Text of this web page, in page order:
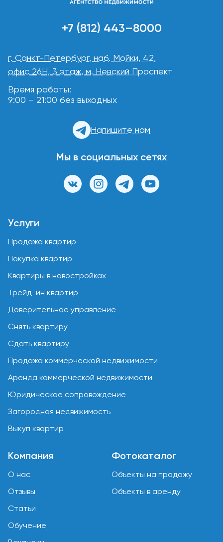
+7 (812) 443–8000
г. Санкт-Петербург, наб. Мойки, 42,
офис 26Н, 3 этаж, м. Невский Проспект
Время работы:
9:00 – 21:00 без выходных
Напишите нам
Мы в социальных сетях
Услуги
Продажа квартир
Покупка квартир
Квартиры в новостройках
Трейд-ин квартир
Доверительное управление
Снять квартиру
Сдать квартиру
Продажа коммерческой недвижимости
Аренда коммерческой недвижимости
Юридическое сопровождение
Загородная недвижимость
Выкуп квартир
Компания
О нас
Отзывы
Статьи
Обучение
Фотокаталог
Объекты на продажу
Объекты в аренду